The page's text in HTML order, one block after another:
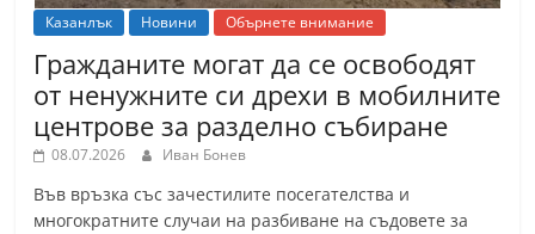
Казанлък Новини Обърнете внимание
Гражданите могат да се освободят
от ненужните си дрехи в мобилните
центрове за разделно събиране
08.07.2026 Иван Бонев
Във връзка със зачестилите посегателства и
многократните случаи на разбиване на съдовете за